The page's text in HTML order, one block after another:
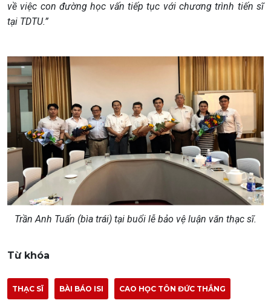
về việc con đường học vấn tiếp tục với chương trình tiến sĩ
tại TDTU.”
Trần Anh Tuấn (bìa trái) tại buổi lễ bảo vệ luận văn thạc sĩ.
Từ khóa
THẠC SĨ BÀI BÁO ISI CAO HỌC TÔN ĐỨC THẮNG